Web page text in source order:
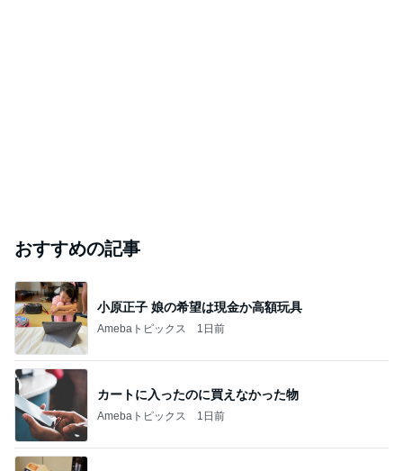
おすすめの記事
小原正子 娘の希望は現金か高額玩具
Amebaトピックス 1日前
カートに入ったのに買えなかった物
Amebaトピックス 1日前